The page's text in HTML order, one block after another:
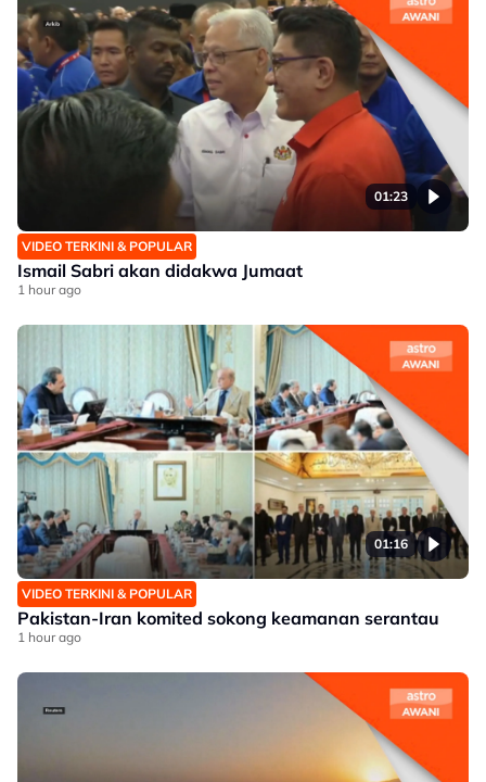
01:23
VIDEO TERKINI & POPULAR
Ismail Sabri akan didakwa Jumaat
1 hour ago
01:16
VIDEO TERKINI & POPULAR
Pakistan-Iran komited sokong keamanan serantau
1 hour ago